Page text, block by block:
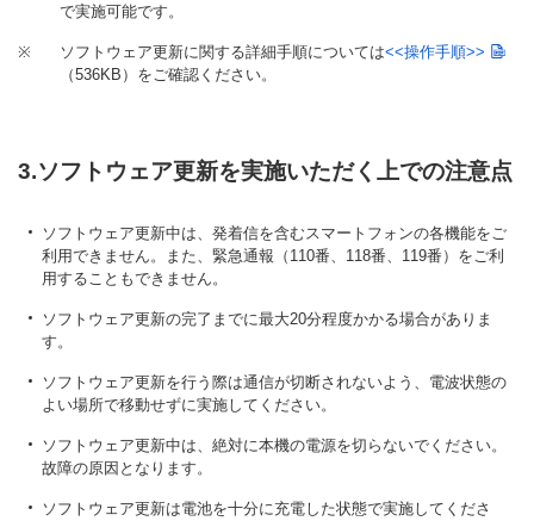
で実施可能です。
※ ソフトウェア更新に関する詳細手順については<<操作手順>>
（536KB） をご確認ください。
3.ソフトウェア更新を実施いただく上での注意点
ソフトウェア更新中は、発着信を含むスマートフォンの各機能をご
利用できません。また、緊急通報（110番、118番、119番）をご利
用することもできません。
ソフトウェア更新の完了までに最大20分程度かかる場合がありま
す。
ソフトウェア更新を行う際は通信が切断されないよう、電波状態の
よい場所で移動せずに実施してください。
ソフトウェア更新中は、絶対に本機の電源を切らないでください。
故障の原因となります。
ソフトウェア更新は電池を十分に充電した状態で実施してくださ